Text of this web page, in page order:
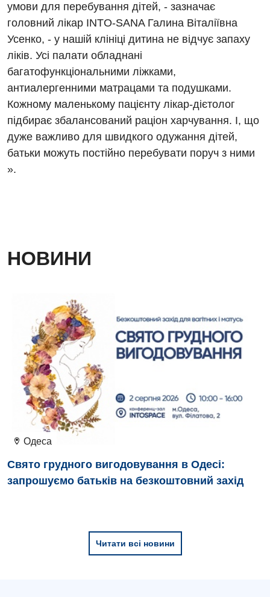
Хірургічне відділення
Для дітей
Дитяча алергологія
Дитяча гастроентерологія
Дитяча гінекологія
Дитяча дерматовенерологія
Дитяча ендокринологія
Дитяча оториноларингологія
Дитяча урологія
Дитяча хірургія
Педіатрія
умови для перебування дітей, - зазначає
головний лікар INTO-SANA Галина Віталіївна
Усенко, - у нашій клініці дитина не відчує запаху
ліків. Усі палати обладнані
багатофункціональними ліжками,
антиалергенними матрацами та подушками.
Кожному маленькому пацієнту лікар-дієтолог
підбирає збалансований раціон харчування. І, що
дуже важливо для швидкого одужання дітей,
батьки можуть постійно перебувати поруч з ними
».
НОВИНИ
Одеса
Свято грудного вигодовування в Одесі:
запрошуємо батьків на безкоштовний захід
Читати всі новини